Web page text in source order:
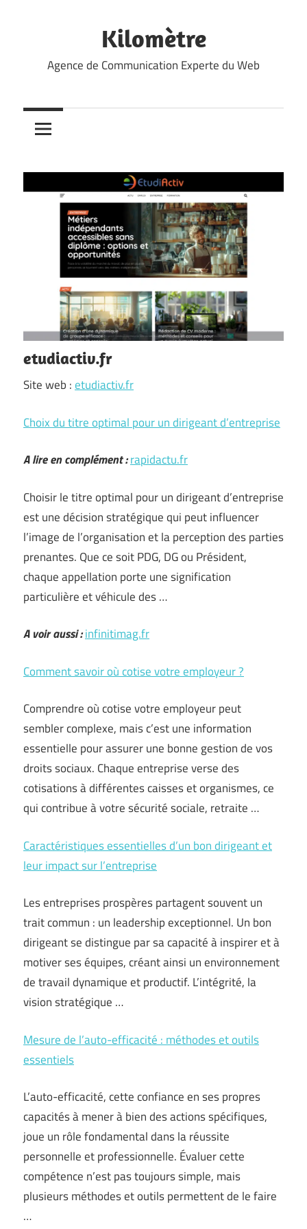
Kilomètre
Agence de Communication Experte du Web
etudiactiv.fr
Site web :etudiactiv.fr
Choix du titre optimal pour un dirigeant d’entreprise
A lire en complément :rapidactu.fr
Choisir le titre optimal pour un dirigeant d’entreprise
est une décision stratégique qui peut influencer
l’image de l’organisation et la perception des parties
prenantes. Que ce soit PDG, DG ou Président,
chaque appellation porte une signification
particulière et véhicule des …
A voir aussi :infinitimag.fr
Comment savoir où cotise votre employeur ?
Comprendre où cotise votre employeur peut
sembler complexe, mais c’est une information
essentielle pour assurer une bonne gestion de vos
droits sociaux. Chaque entreprise verse des
cotisations à différentes caisses et organismes, ce
qui contribue à votre sécurité sociale, retraite …
Caractéristiques essentielles d’un bon dirigeant et
leur impact sur l’entreprise
Les entreprises prospères partagent souvent un
trait commun : un leadership exceptionnel. Un bon
dirigeant se distingue par sa capacité à inspirer et à
motiver ses équipes, créant ainsi un environnement
de travail dynamique et productif. L’intégrité, la
vision stratégique …
Mesure de l’auto-efficacité : méthodes et outils
essentiels
L’auto-efficacité, cette confiance en ses propres
capacités à mener à bien des actions spécifiques,
joue un rôle fondamental dans la réussite
personnelle et professionnelle. Évaluer cette
compétence n’est pas toujours simple, mais
plusieurs méthodes et outils permettent de le faire
…